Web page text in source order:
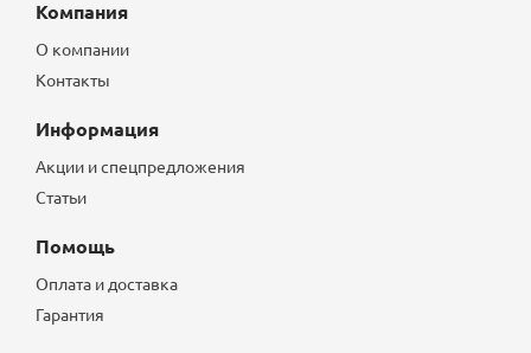
Компания
О компании
Контакты
Информация
Акции и спецпредложения
Статьи
Помощь
Оплата и доставка
Гарантия